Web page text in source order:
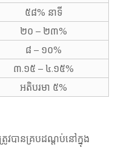
៥៨% នាទី
២០ – ២៣%
៨ – ១០%
៣.១៥ – ៤.១៥%
អតិបរមា ៥%
វបានគ្របដណ្តប់នៅក្នុង